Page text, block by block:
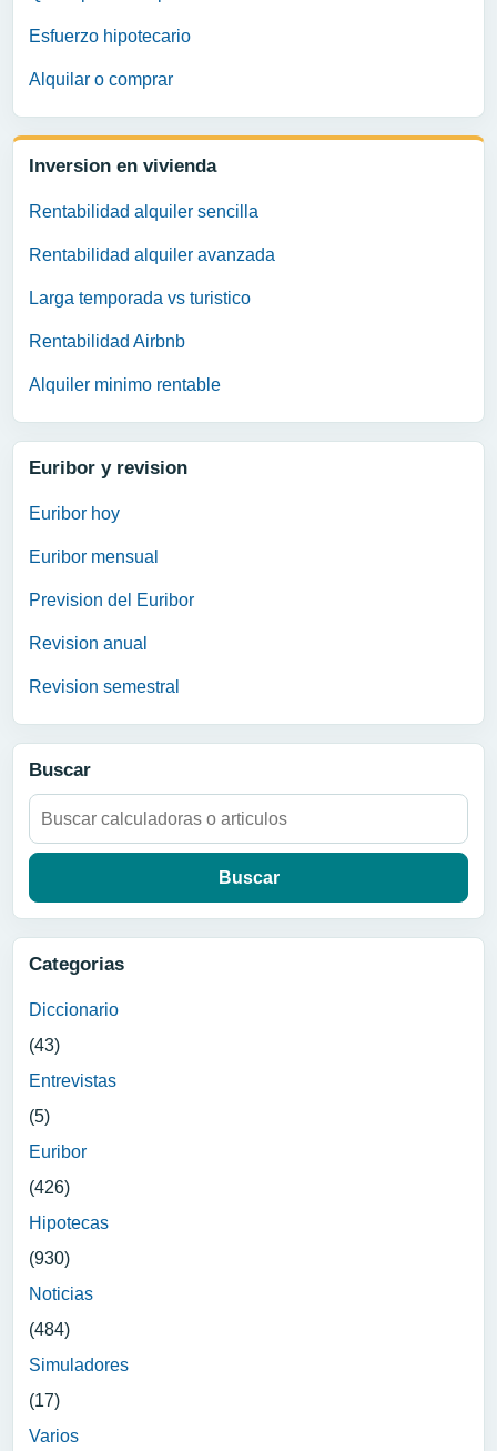
Esfuerzo hipotecario
Alquilar o comprar
Inversion en vivienda
Rentabilidad alquiler sencilla
Rentabilidad alquiler avanzada
Larga temporada vs turistico
Rentabilidad Airbnb
Alquiler minimo rentable
Euribor y revision
Euribor hoy
Euribor mensual
Prevision del Euribor
Revision anual
Revision semestral
Buscar
Buscar:
Categorias
Diccionario
(43)
Entrevistas
(5)
Euribor
(426)
Hipotecas
(930)
Noticias
(484)
Simuladores
(17)
Varios